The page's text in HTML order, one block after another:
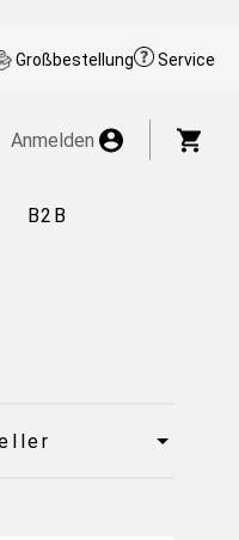
Großbestellung Service
Anmelden
B2B